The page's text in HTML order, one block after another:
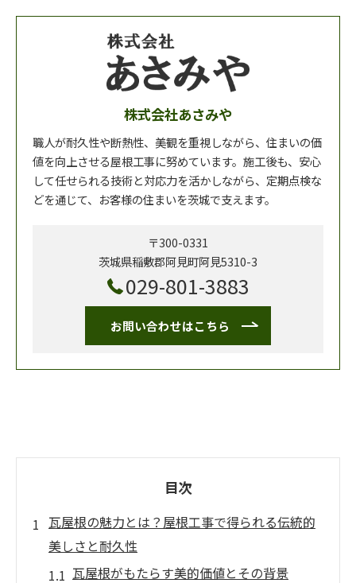
株式会社あさみや
職人が耐久性や断熱性、美観を重視しながら、住まいの価
値を向上させる屋根工事に努めています。施工後も、安心
して任せられる技術と対応力を活かしながら、定期点検な
どを通じて、お客様の住まいを茨城で支えます。
〒300-0331
茨城県稲敷郡阿見町阿見5310-3
029-801-3883
お問い合わせはこちら
目次
瓦屋根の魅力とは？屋根工事で得られる伝統的
美しさと耐久性
瓦屋根がもたらす美的価値とその背景